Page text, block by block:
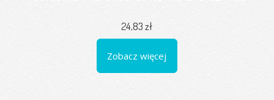
24,83 zł
Zobacz więcej